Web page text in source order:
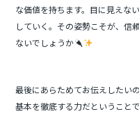
な価値を持ちます。目に見えな
していく。その姿勢こそが、信
ないでしょうか
最後にあらためてお伝えしたい
基本を徹底する力だということ